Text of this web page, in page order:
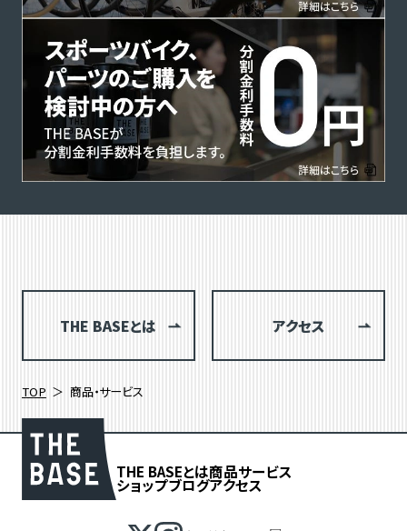
THE BASEとは アクセス
TOP 商品・サービス
THE BASEとは商品サービス
ショップブログアクセス